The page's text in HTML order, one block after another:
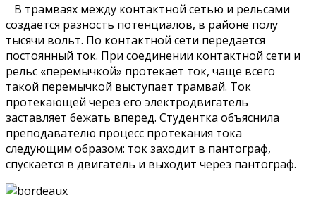
В трамваях между контактной сетью и рельсами
создается разность потенциалов, в районе полу
тысячи вольт. По контактной сети передается
постоянный ток. При соединении контактной сети и
рельс «перемычкой» протекает ток, чаще всего
такой перемычкой выступает трамвай. Ток
протекающей через его электродвигатель
заставляет бежать вперед. Студентка объяснила
преподавателю процесс протекания тока
следующим образом: ток заходит в пантограф,
спускается в двигатель и выходит через пантограф.